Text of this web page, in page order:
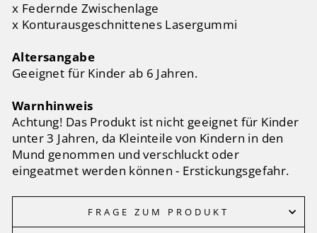
x Federnde Zwischenlage
x Konturausgeschnittenes Lasergummi
Altersangabe
Geeignet für Kinder ab 6 Jahren.
Warnhinweis
Achtung! Das Produkt ist nicht geeignet für Kinder
unter 3 Jahren, da Kleinteile von Kindern in den
Mund genommen und verschluckt oder
eingeatmet werden können - Erstickungsgefahr.
FRAGE ZUM PRODUKT